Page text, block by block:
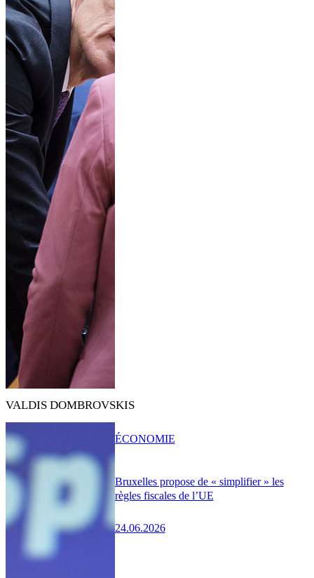
VALDIS DOMBROVSKIS
Bruxelles propose de « simplifier » les
règles fiscales de l’UE
24.06.2026
ÉCONOMIE